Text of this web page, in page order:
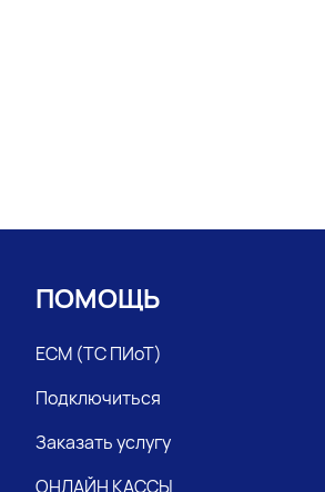
ПОМОЩЬ
ЕСМ (ТС ПИоТ)
Подключиться
Заказать услугу
ОНЛАЙН КАССЫ